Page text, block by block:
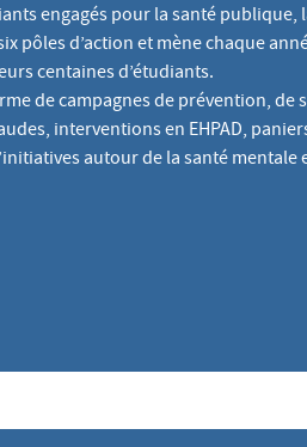
engagés pour la santé publique,
pôles d’action et mène chaque
centaines d’étudiants.
de campagnes de prévention, de
interventions en EHPAD,
autour de la santé